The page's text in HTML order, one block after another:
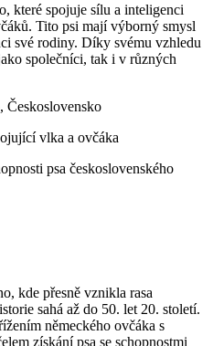
které spojuje sílu a inteligenci
Tito psi mají výborný smysl
své rodiny. Díky svému vzhledu
společníci, tak i v různých
Československo
vlka a ovčáka
psa československého
kde přesně vznikla rasa
sahá až do 50. let 20. století.
německého ovčáka s
získání psa se schopnostmi